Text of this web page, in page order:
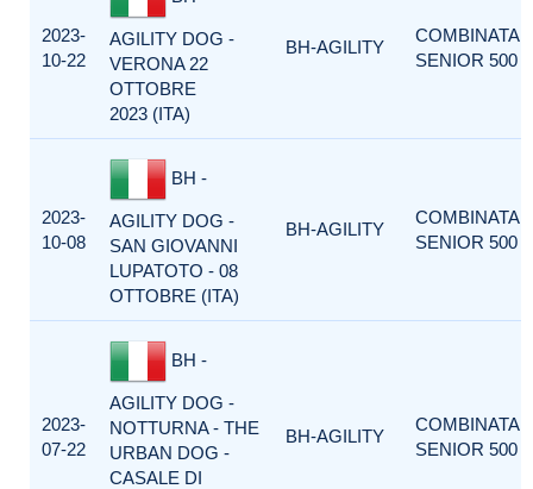
2023-
10-22
AGILITY DOG -
VERONA 22
OTTOBRE
2023 (ITA)
BH-AGILITY
COMBINATA
SENIOR 500
2023-
10-08
BH -
AGILITY DOG -
SAN GIOVANNI
LUPATOTO - 08
OTTOBRE (ITA)
BH-AGILITY
COMBINATA
SENIOR 500
2023-
07-22
BH -
AGILITY DOG -
NOTTURNA - THE
URBAN DOG -
CASALE DI
BH-AGILITY
COMBINATA
SENIOR 500